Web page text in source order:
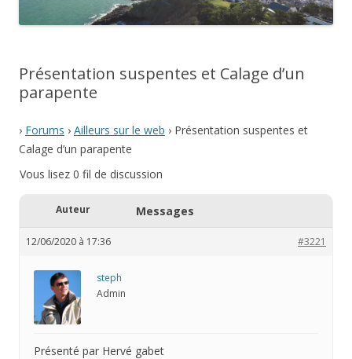
Présentation suspentes et Calage d’un
parapente
› Forums › Ailleurs sur le web › Présentation suspentes et
Calage d’un parapente
Vous lisez 0 fil de discussion
Auteur Messages
12/06/2020 à 17:36 #3221
steph
Admin
Présenté par Hervé gabet